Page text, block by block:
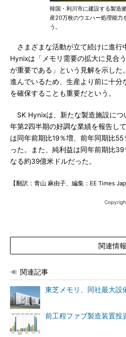
韓国・利川市に建設する製造
産20万枚のウエハー処理能力
う。
さまざまな活動が立て続けに進行
Hynixは「メモリ需要の拡大に見合
が重要である」という見解を示した
進んでいるため、生産より前に十分
を確保することも重要だという。
SK Hynixは、新たな製造施設につ
年第2四半期の好調な業績を報告し
は同年前期比19％増、前年同期比
った。また、純利益は同年前期比
なる約39億米ドルだった。
【翻訳：青山 麻由子、編集：EE Times
関連情報
関連記事
東芝メモリ、同社最大設
前工程ファブ製造装置投